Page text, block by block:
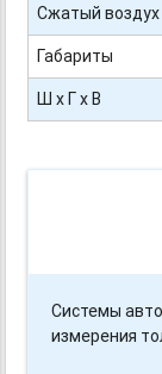
Сжатый воздух
Габариты
Ш х Г х В
Системы
измерения